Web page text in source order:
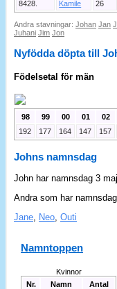
8428.
Kamile 26
Andra stavningar:Johan Jan
Juhani Jim Jon
Nyfödda döpta till
Födelsetal för män
98 99 00 01 02
192
177 164 147 157
Johns namnsdag
John har namnsdag 3 maj
Andra som har
Jane
Neo ,Outi
Namntoppen
Kvinnor
Nr.
Namn
Antal